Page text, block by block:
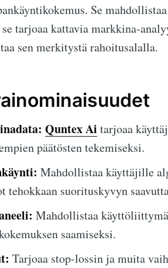
Se
tarjoaa kattavia markkina-
sen merkitystä rahoitusalalla.
Quntex Ai tarjoaa
päätösten tekemiseksi.
Mahdollistaa käyttäjille
tehokkaan suorituskyvyn
Mahdollistaa
saamiseksi.
Tarjoaa stop-lossin ja muita